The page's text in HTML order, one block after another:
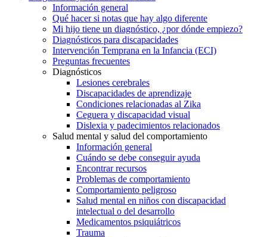
Información general
Qué hacer si notas que hay algo diferente
Mi hijo tiene un diagnóstico, ¿por dónde empiezo?
Diagnósticos para discapacidades
Intervención Temprana en la Infancia (ECI)
Preguntas frecuentes
Diagnósticos
Lesiones cerebrales
Discapacidades de aprendizaje
Condiciones relacionadas al Zika
Ceguera y discapacidad visual
Dislexia y padecimientos relacionados
Salud mental y salud del comportamiento
Información general
Cuándo se debe conseguir ayuda
Encontrar recursos
Problemas de comportamiento
Comportamiento peligroso
Salud mental en niños con discapacidad
intelectual o del desarrollo
Medicamentos psiquiátricos
Trauma